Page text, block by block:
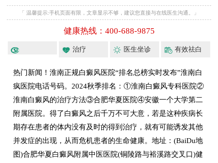
「 温馨提示:手机页面有限，文章显示不够，建议您直接与在线医生沟通。」
健康热线：400-688-9875
治疗 医生坐诊 有效祛白
热门新闻！淮南正规白癜风医院“排名总榜实时发布”淮南白
疯医院电话号码。2024秋季排名：①淮南白癜风专科医院②
淮南白癜风的治疗方法③合肥华夏医院④安徽一个大学第二
附属医院。得了白癜风之后千万不可大意，若是这种疾病长
期存在患者的体内没有及时的得到治疗，就有可能诱发其他
并发症的出现，从而危机患者的生命健康。地址：(BaiDu地
图)合肥华夏白癜风附属中医医院(铜陵路与裕溪路交叉口)健